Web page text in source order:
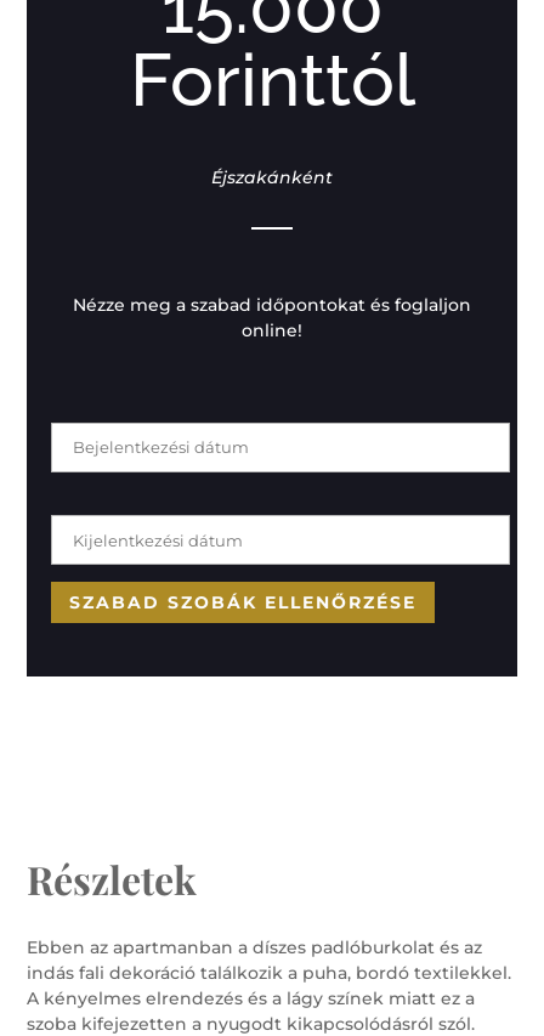
Forinttól
Éjszakánként
Nézze meg a szabad időpontokat és foglaljon
online!
Részletek
Ebben az apartmanban a díszes padlóburkolat és az
indás fali dekoráció találkozik a puha, bordó textilekkel.
A kényelmes elrendezés és a lágy színek miatt ez a
szoba kifejezetten a nyugodt kikapcsolódásról szól.